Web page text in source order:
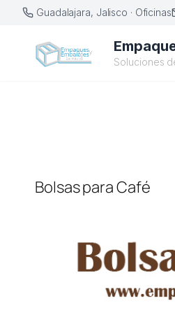
Saltar
contenido
Guadalajara, Jalisco · Oficinas
Soluciones
Bolsas para Café